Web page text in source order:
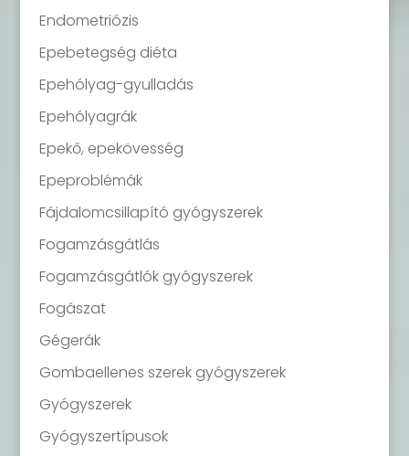
Endometriózis
Epebetegség diéta
Epehólyag-gyulladás
Epehólyagrák
Epekő, epekövesség
Epeproblémák
Fájdalomcsillapító gyógyszerek
Fogamzásgátlás
Fogamzásgátlók gyógyszerek
Fogászat
Gégerák
Gombaellenes szerek gyógyszerek
Gyógyszerek
Gyógyszertípusok